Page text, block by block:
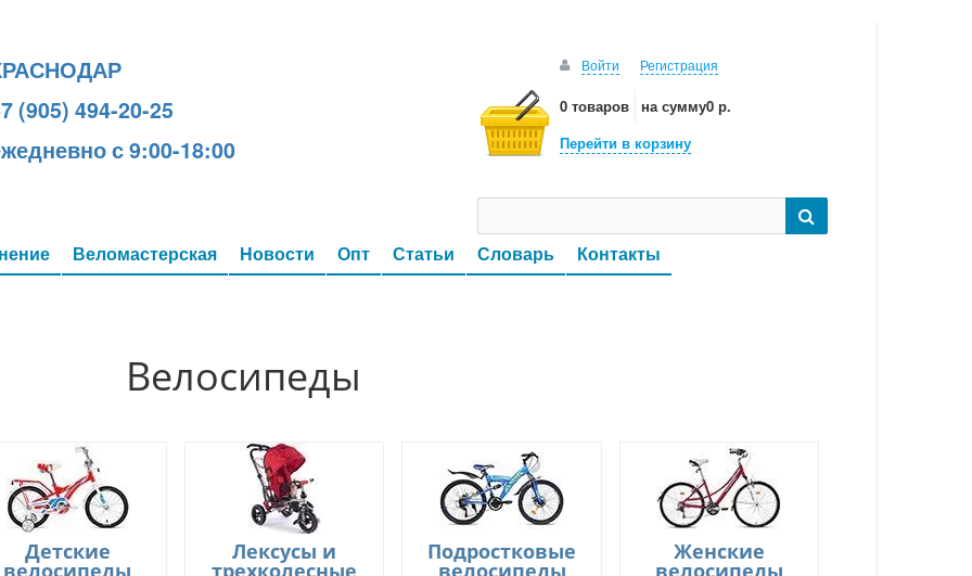
(905) 494-20-25
с 9:00-18:00
Войти Регистрация
0 товаров на сумму0 р.
Перейти в корзину
Веломастерская Новости Опт Статьи Словарь Контакты
Велосипеды
Детские
велосипеды
Лексусы и
трехколесные
Подростковые
велосипеды
Женские
велосипеды